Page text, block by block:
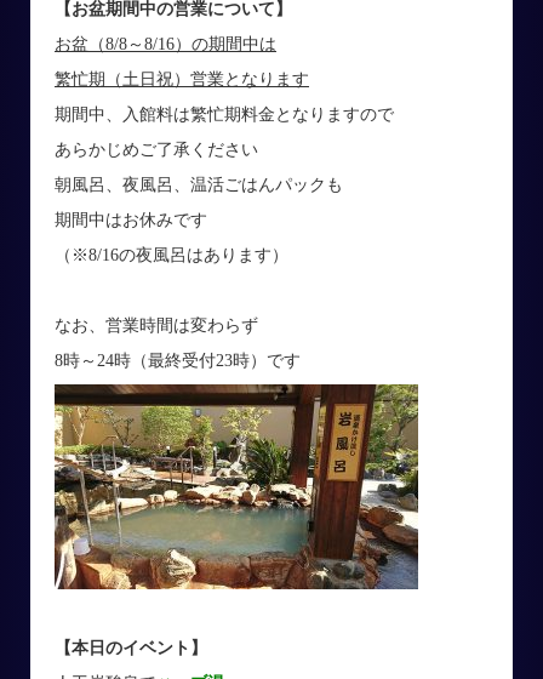
【お盆期間中の営業について】
お盆（8/8～8/16）の期間中は
繁忙期（土日祝）営業となります
期間中、入館料は繁忙期料金となりますので
あらかじめご了承ください
朝風呂、夜風呂、温活ごはんパックも
期間中はお休みです
（※8/16の夜風呂はあります）
なお、営業時間は変わらず
8時～24時（最終受付23時）です
【本日のイベント】